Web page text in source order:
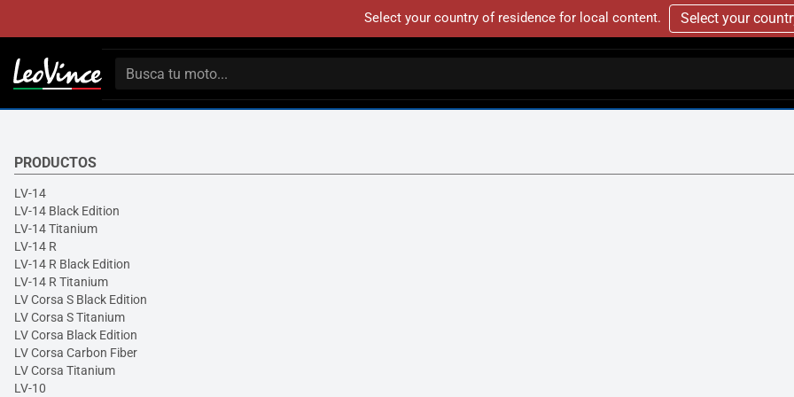
Select your country of residence for local content. Select your
PRODUCTOS
LV-14
LV-14 Black Edition
LV-14 Titanium
LV-14 R
LV-14 R Black Edition
LV-14 R Titanium
LV Corsa S Black Edition
LV Corsa S Titanium
LV Corsa Black Edition
LV Corsa Carbon Fiber
LV Corsa Titanium
LV-10